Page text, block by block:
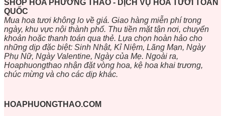
SHOP HOA PHƯƠNG THẢO - DỊCH VỤ HOA TƯƠI TOÀN
QUỐC
Mua hoa tươi không lo về giá. Giao hàng miễn phí trong
ngày, khu vực nội thành phố. Thu tiền mặt tận nơi, chuyển
khoản hoặc thanh toán qua thẻ. Lựa chọn hoàn hảo cho
những dịp đặc biệt: Sinh Nhật, Kỉ Niệm, Lãng Mạn, Ngày
Phụ Nữ, Ngày Valentine, Ngày của Mẹ. Ngoài ra,
Hoaphuongthao nhận đặt vòng hoa, kệ hoa khai trương,
chúc mừng và cho các dịp khác.
HOAPHUONGTHAO.COM